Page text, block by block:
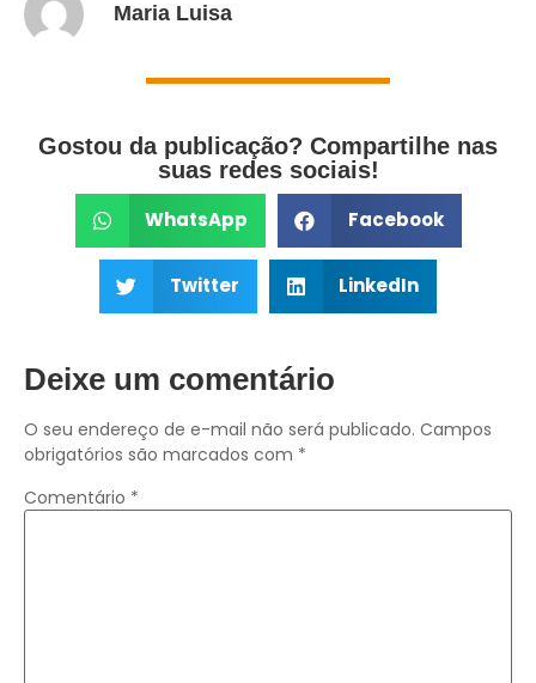
Maria Luisa
Gostou da publicação? Compartilhe nas
suas redes sociais!
WhatsApp Facebook
Twitter LinkedIn
Deixe um comentário
O seu endereço de e-mail não será publicado. Campos
obrigatórios são marcados com *
Comentário *